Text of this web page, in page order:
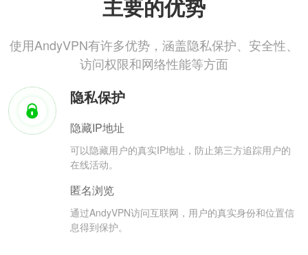
主要的优势
使用AndyVPN有许多优势，涵盖隐私保护、安全性、
访问权限和网络性能等方面
隐私保护
隐藏IP地址
可以隐藏用户的真实IP地址，防止第三方追踪用户的
在线活动。
匿名浏览
通过AndyVPN访问互联网，用户的真实身份和位置信
息得到保护。